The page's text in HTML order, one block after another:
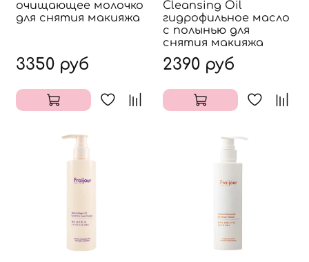
очищающее молочко
для снятия макияжа
3350 руб
Cleansing Oil
гидрофильное масло
с полынью для
снятия макияжа
2390 руб